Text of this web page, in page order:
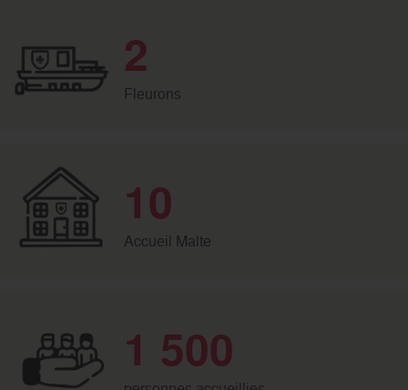
2
Fleurons
10
Accueil Malte
1 500